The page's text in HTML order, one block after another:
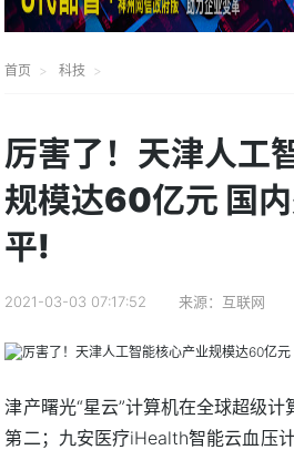
首页 科技
厉害了！天津人工
规模达60亿元 国
平!
2021-03-03 07:17:52 来源：互联网
津产曙光“星云”计算机在全球超级
第二；九安医疗iHealth智能云血压